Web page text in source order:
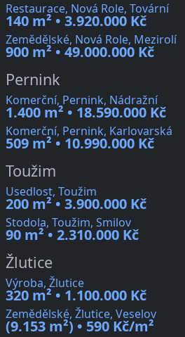
Restaurace, Nová Role, Tovární
140 m² • 3.920.000 Kč
Zemědělské, Nová Role, Mezirolí
900 m² • 49.000.000 Kč
Pernink
Komerční, Pernink, Nádražní
1.400 m² • 18.590.000 Kč
Komerční, Pernink, Karlovarská
509 m² • 10.990.000 Kč
Toužim
Usedlost, Toužim
200 m² • 3.900.000 Kč
Stodola, Toužim, Smilov
90 m² • 2.310.000 Kč
Žlutice
Výroba, Žlutice
320 m² • 1.100.000 Kč
Zemědělské, Žlutice, Veselov
(9.153 m²) • 590 Kč/m²